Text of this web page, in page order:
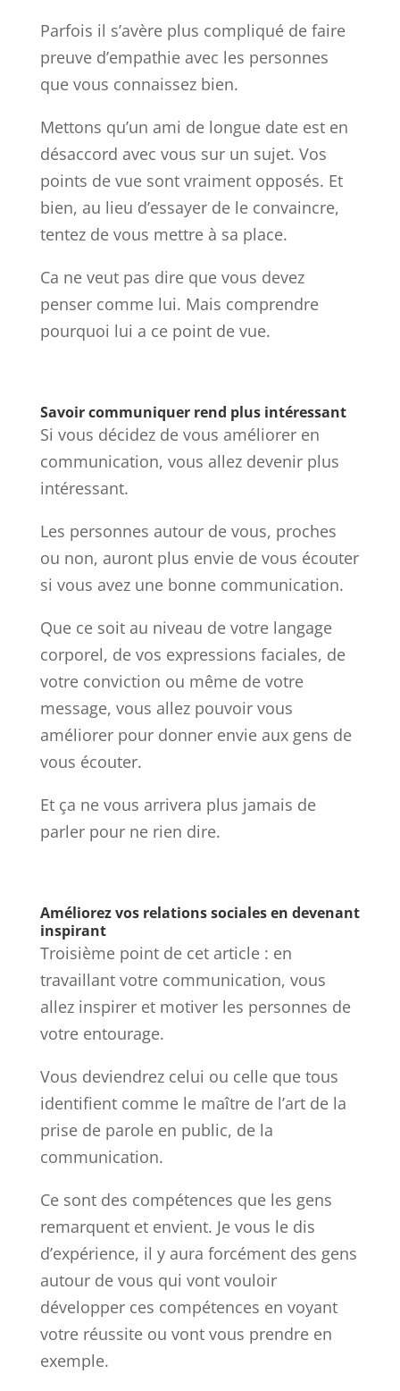
Parfois il s’avère plus compliqué de faire
preuve d’empathie avec les personnes
que vous connaissez bien.
Mettons qu’un ami de longue date est en
désaccord avec vous sur un sujet. Vos
points de vue sont vraiment opposés. Et
bien, au lieu d’essayer de le convaincre,
tentez de vous mettre à sa place.
Ca ne veut pas dire que vous devez
penser comme lui. Mais comprendre
pourquoi lui a ce point de vue.
Savoir communiquer rend plus intéressant
Si vous décidez de vous améliorer en
communication, vous allez devenir plus
intéressant.
Les personnes autour de vous, proches
ou non, auront plus envie de vous écouter
si vous avez une bonne communication.
Que ce soit au niveau de votre langage
corporel, de vos expressions faciales, de
votre conviction ou même de votre
message, vous allez pouvoir vous
améliorer pour donner envie aux gens de
vous écouter.
Et ça ne vous arrivera plus jamais de
parler pour ne rien dire.
Améliorez vos relations sociales en devenant
inspirant
Troisième point de cet article : en
travaillant votre communication, vous
allez inspirer et motiver les personnes de
votre entourage.
Vous deviendrez celui ou celle que tous
identifient comme le maître de l’art de la
prise de parole en public, de la
communication.
Ce sont des compétences que les gens
remarquent et envient. Je vous le dis
d’expérience, il y aura forcément des gens
autour de vous qui vont vouloir
développer ces compétences en voyant
votre réussite ou vont vous prendre en
exemple.